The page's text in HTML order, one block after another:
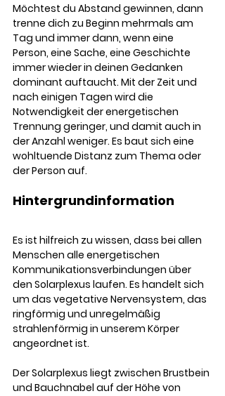
Möchtest du Abstand gewinnen, dann
trenne dich zu Beginn mehrmals am
Tag und immer dann, wenn eine
Person, eine Sache, eine Geschichte
immer wieder in deinen Gedanken
dominant auftaucht. Mit der Zeit und
nach einigen Tagen wird die
Notwendigkeit der energetischen
Trennung geringer, und damit auch in
der Anzahl weniger. Es baut sich eine
wohltuende Distanz zum Thema oder
der Person auf.
Hintergrundinformation
Es ist hilfreich zu wissen, dass bei allen
Menschen alle energetischen
Kommunikationsverbindungen über
den Solarplexus laufen. Es handelt sich
um das vegetative Nervensystem, das
ringförmig und unregelmäßig
strahlenförmig in unserem Körper
angeordnet ist.
Der Solarplexus liegt zwischen Brustbein
und Bauchnabel auf der Höhe von